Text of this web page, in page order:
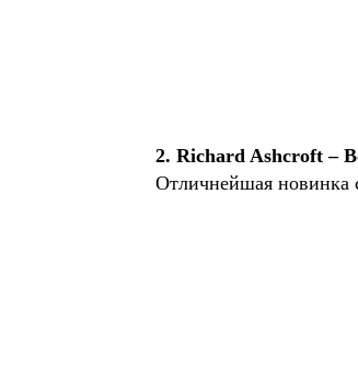
2. Richard Ashcroft –
Отличнейшая